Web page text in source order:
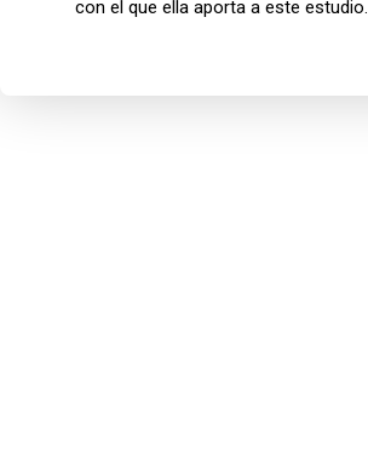
con el que ella aporta a este estudio.